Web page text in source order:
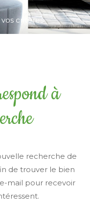
critères
à
recherche de
de trouver le bien
mail pour recevoir
PISCINE